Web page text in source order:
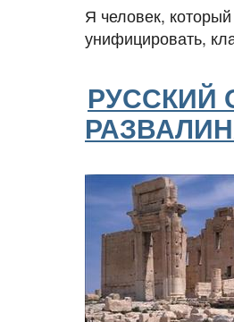
Я человек,
унифицировать,
РУССКИЙ